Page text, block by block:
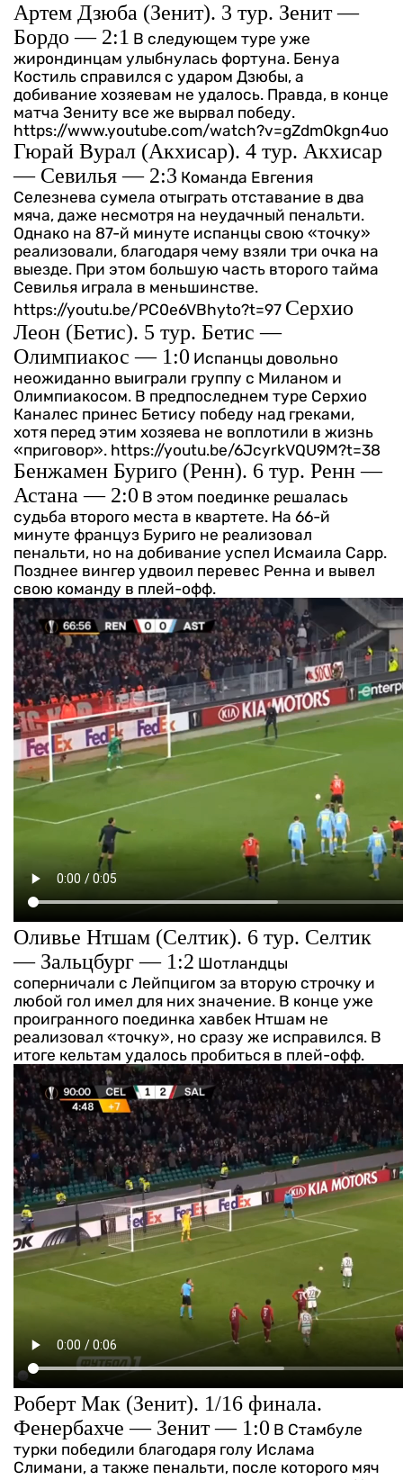
Артем Дзюба (Зенит). 3 тур. Зенит —
Бордо — 2:1 В следующем туре уже
жирондинцам улыбнулась фортуна. Бенуа
Костиль справился с ударом Дзюбы, а
добивание хозяевам не удалось. Правда, в конце
матча Зениту все же вырвал победу.
https://www.youtube.com/watch?v=gZdmOkgn4uo
Гюрай Вурал (Акхисар). 4 тур. Акхисар
— Севилья — 2:3 Команда Евгения
Селезнева сумела отыграть отставание в два
мяча, даже несмотря на неудачный пенальти.
Однако на 87-й минуте испанцы свою «точку»
реализовали, благодаря чему взяли три очка на
выезде. При этом большую часть второго тайма
Севилья играла в меньшинстве.
https://youtu.be/PC0e6VBhyto?t=97 Серхио
Леон (Бетис). 5 тур. Бетис —
Олимпиакос — 1:0 Испанцы довольно
неожиданно выиграли группу с Миланом и
Олимпиакосом. В предпоследнем туре Серхио
Каналес принес Бетису победу над греками,
хотя перед этим хозяева не воплотили в жизнь
«приговор». https://youtu.be/6JcyrkVQU9M?t=38
Бенжамен Буриго (Ренн). 6 тур. Ренн —
Астана — 2:0 В этом поединке решалась
судьба второго места в квартете. На 66-й
минуте француз Буриго не реализовал
пенальти, но на добивание успел Исмаила Сарр.
Позднее вингер удвоил перевес Ренна и вывел
свою команду в плей-офф.
Оливье Нтшам (Селтик). 6 тур. Селтик
— Зальцбург — 1:2 Шотландцы
соперничали с Лейпцигом за вторую строчку и
любой гол имел для них значение. В конце уже
проигранного поединка хавбек Нтшам не
реализовал «точку», но сразу же исправился. В
итоге кельтам удалось пробиться в плей-офф.
Роберт Мак (Зенит). 1/16 финала.
Фенербахче — Зенит — 1:0 В Стамбуле
турки победили благодаря голу Ислама
Слимани, а также пенальти, после которого мяч